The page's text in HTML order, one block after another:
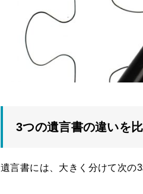
3つの遺言書の違いを比
遺言書には、大きく分けて次の3